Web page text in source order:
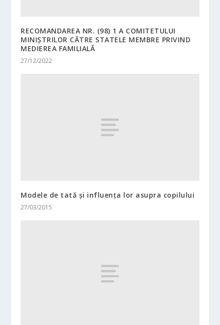
RECOMANDAREA NR. (98) 1 A COMITETULUI
MINIŞTRILOR CĂTRE STATELE MEMBRE PRIVIND
MEDIEREA FAMILIALĂ
27/12/2022
Modele de tată şi influenţa lor asupra copilului
27/03/2015